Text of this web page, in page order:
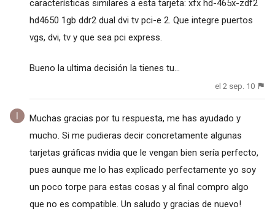
características similares a esta tarjeta: xfx hd-465x-zdf2
hd4650 1gb ddr2 dual dvi tv pci-e 2. Que integre puertos
vgs, dvi, tv y que sea pci express.
Bueno la ultima decisión la tienes tu...
el 2 sep. 10
Muchas gracias por tu respuesta, me has ayudado y
mucho. Si me pudieras decir concretamente algunas
tarjetas gráficas nvidia que le vengan bien sería perfecto,
pues aunque me lo has explicado perfectamente yo soy
un poco torpe para estas cosas y al final compro algo
que no es compatible. Un saludo y gracias de nuevo!